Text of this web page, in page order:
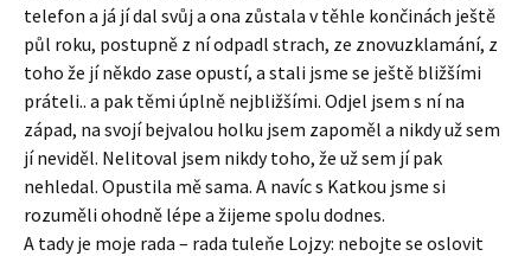
telefon a já jí dal svůj a ona zůstala v těhle končinách ještě
půl roku, postupně z ní odpadl strach, ze znovuzklamání, z
toho že jí někdo zase opustí, a stali jsme se ještě bližšími
práteli.. a pak těmi úplně nejbližšími. Odjel jsem s ní na
západ, na svojí bejvalou holku jsem zapoměl a nikdy už sem
jí neviděl. Nelitoval jsem nikdy toho, že už sem jí pak
nehledal. Opustila mě sama. A navíc s Katkou jsme si
rozuměli ohodně lépe a žijeme spolu dodnes.
A tady je moje rada – rada tuleňe Lojzy: nebojte se oslovit